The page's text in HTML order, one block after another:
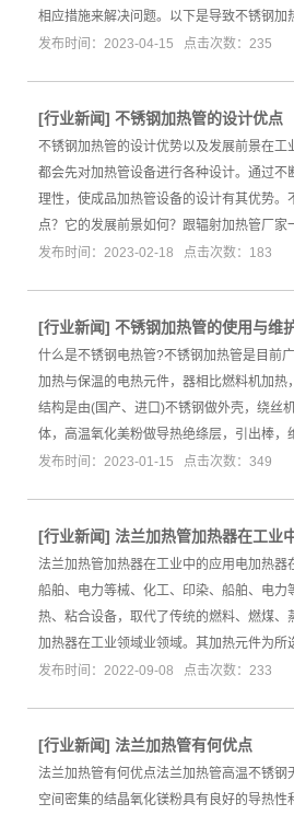
相应措施来解决问题。以下是导致不锈钢加
发布时间：2023-04-15 点击次数：235
[行业新闻] 不锈钢加热管的设计优点
不锈钢加热管的设计优势以及发展前景在工
都会先对加热管设备进行各种设计。通过不
理性，使成品加热管设备的设计有其优势。
点？它的发展前景如何？跟辐射加热管厂家
发布时间：2023-02-18 点击次数：183
[行业新闻] 不锈钢加热管的使用与维
什么是不锈钢电热管?不锈钢加热管是目前
加热与保温的电热元件，器相比燃料机加热
结构是由(国产、进口)不锈钢做外壳，绕丝
体，高温氧化美粉做导热绝绦层，引出棒，
发布时间：2023-01-15 点击次数：349
[行业新闻] 法兰加热管加热器在工业
法兰加热管加热器在工业中的应用电加热器
船舶、电力等械、化工、印染、船舶、电力
热、粘合设备，取代了传统的燃料、燃煤、
加热器在工业领域业领域。其加热元件为所
发布时间：2022-09-08 点击次数：233
[行业新闻] 法兰加热管有何优点
法兰加热管有何优点法兰加热管高温不锈钢
空间密集的结晶氧化镁粉具有良好的导热